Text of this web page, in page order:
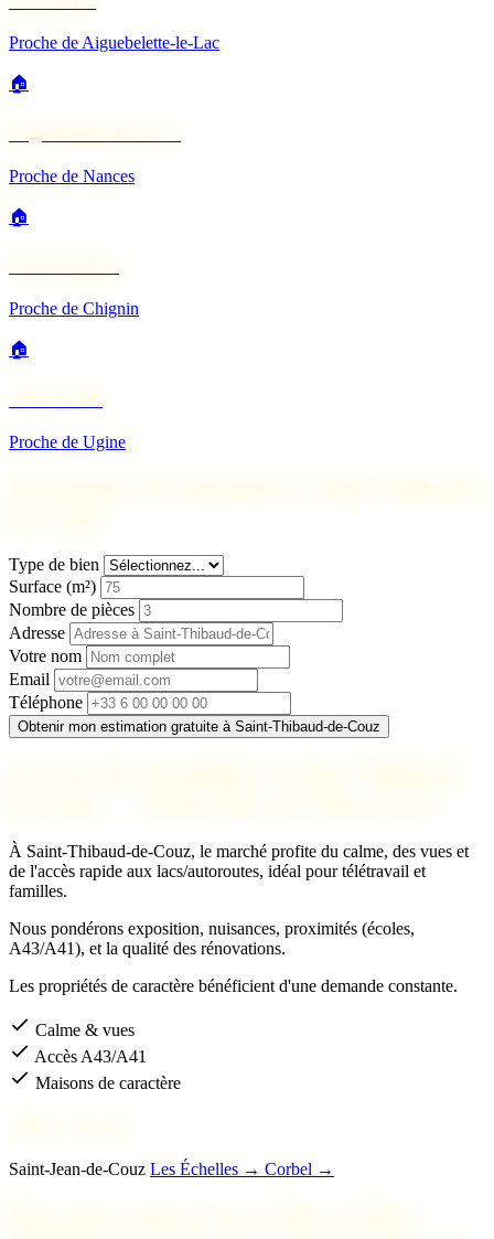
Proche de Aiguebelette-le-Lac
🏠
Proche de Nances
🏠
Proche de Chignin
🏠
Proche de Ugine
Type de bien
Surface (m²)
Nombre de pièces
Adresse
Votre nom
Email
Téléphone
Obtenir mon estimation gratuite à Saint-Thibaud-de-Couz
À Saint-Thibaud-de-Couz, le marché profite du calme, des vues et
de l'accès rapide aux lacs/autoroutes, idéal pour télétravail et
familles.
Nous pondérons exposition, nuisances, proximités (écoles,
A43/A41), et la qualité des rénovations.
Les propriétés de caractère bénéficient d'une demande constante.
Calme & vues
Accès A43/A41
Maisons de caractère
Saint-Jean-de-Couz Les Échelles → Corbel →